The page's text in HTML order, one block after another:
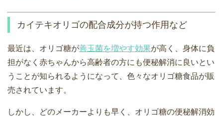
カイテキオリゴの配合成分が持つ作用など
最近は、オリゴ糖が善玉菌を増やす効果が高く、身体に負
担がなく赤ちゃんから高齢者の方にも便秘解消に良いとい
うことが知られるようになって、色々なオリゴ糖食品が販
売されています。
しかし、どのメーカーよりも早く、オリゴ糖の便秘解消効